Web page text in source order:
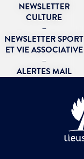
NEWSLETTER
CULTURE
–
NEWSLETTER SPORT
ET VIE ASSOCIATIVE
–
ALERTES MAIL